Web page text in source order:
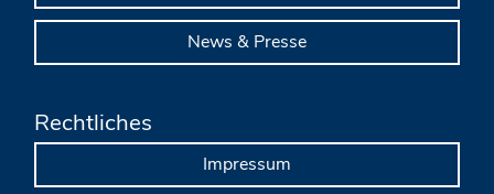
News & Presse
Rechtliches
Impressum